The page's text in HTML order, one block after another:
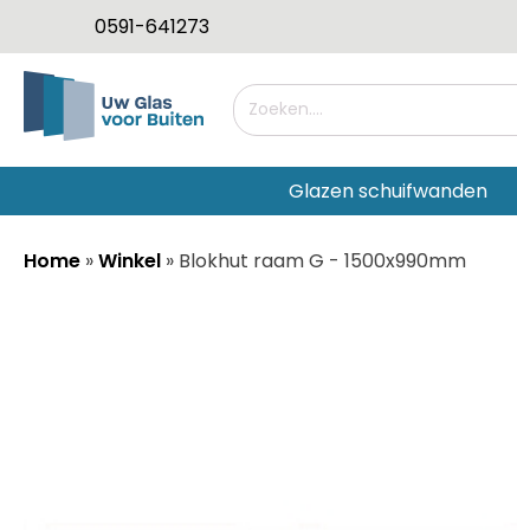
0591-641273
Glazen schuifwanden
Home »Winkel » Blokhut raam G - 1500x990mm